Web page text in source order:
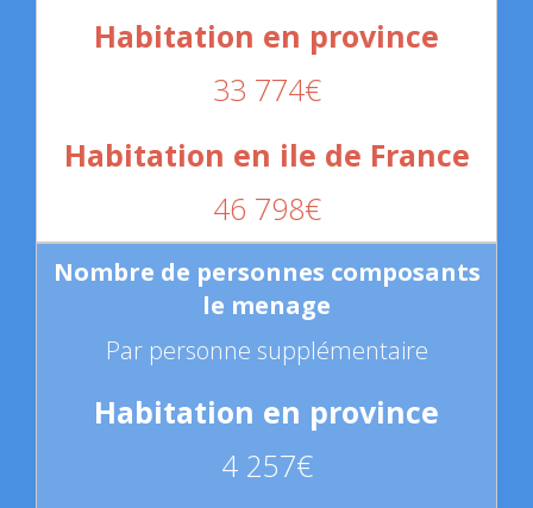
33 774€
46 798€
Par personne supplémentaire
4 257€